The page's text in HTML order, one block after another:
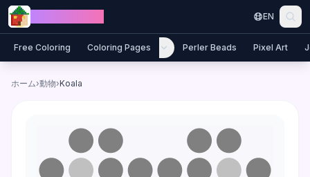
Skip to content
EN
Free Coloring Coloring Pages Perler Beads Pixel Art
ホーム›動物›Koala